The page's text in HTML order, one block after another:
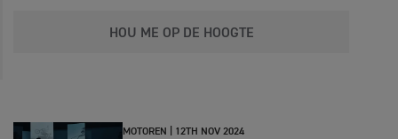
HOU ME OP DE HOOGTE
MOTOREN | 12TH NOV 2024